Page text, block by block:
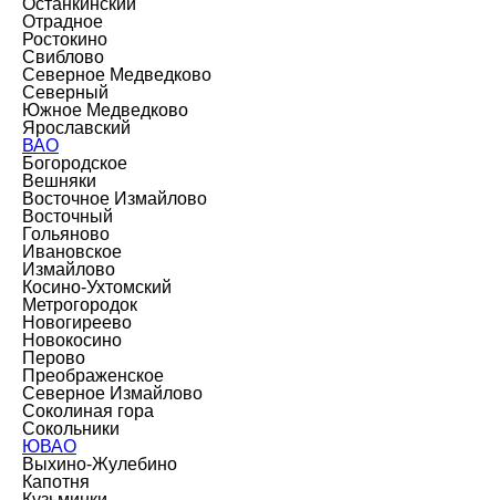
Отрадное
Ростокино
Свиблово
Северное Медведково
Северный
Южное Медведково
Ярославский
ВАО
Богородское
Вешняки
Восточное Измайлово
Восточный
Гольяново
Ивановское
Измайлово
Косино-Ухтомский
Метрогородок
Новогиреево
Новокосино
Перово
Преображенское
Северное Измайлово
Соколиная гора
Сокольники
ЮВАО
Выхино-Жулебино
Капотня